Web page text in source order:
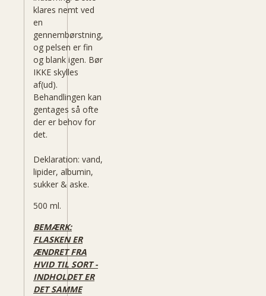
klares nemt ved
en
gennembørstning,
og pelsen er fin
og blank igen. Bør
IKKE skylles
af(ud).
Behandlingen kan
gentages så ofte
der er behov for
det.
Deklaration: vand,
lipider, albumin,
sukker & aske.
500 ml.
BEMÆRK:
FLASKEN ER
ÆNDRET FRA
HVID TIL SORT -
INDHOLDET ER
DET SAMME